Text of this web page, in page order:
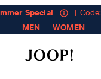
Special | Code:
MEN
WOMEN